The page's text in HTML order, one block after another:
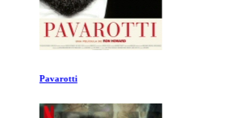
Pavarotti